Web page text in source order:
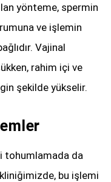
yönteme, spermin
ve işlemin
Vajinal
rahim içi ve
şekilde yükselir.
tohumlamada da
bu işlemi